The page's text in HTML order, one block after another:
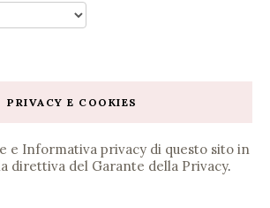
PRIVACY E COOKIES
e Informativa privacy di questo sito in
direttiva del Garante della Privacy.